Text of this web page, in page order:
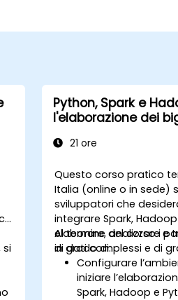
Python, Spark e
l'elaborazione dei
21 ore
Questo corso pratico
Italia (online o in sede)
sviluppatori che
integrare Spark,
elaborare, analizzare e
di dati complessi e di
Al termine del corso i
in grado di:
Configurare
iniziare
Spark, Hadoop e